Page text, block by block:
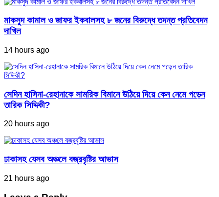
মাকসুদ কামাল ও জাফর ইকবালসহ ৮ জনের বিরুদ্ধে তদন্ত প্রতিবেদন
দাখিল
14 hours ago
সেদিন হাসিনা-রেহানাকে সামরিক বিমানে উঠিয়ে দিয়ে কেন নেমে পড়েন
তারিক সিদ্দিকী?
20 hours ago
ঢাকাসহ যেসব অঞ্চলে বজ্রবৃষ্টির আভাস
21 hours ago